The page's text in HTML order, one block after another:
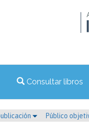
Consultar libros
Público